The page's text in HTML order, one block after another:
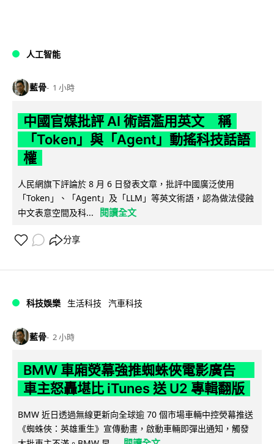
人工智能
藍骨 1 小時
中國官媒批評 AI 術語濫用英文 稱
「Token」與「Agent」動搖科技話語
權
人民網旗下評論於 8 月 6 日發表文章，批評中國廣泛使用
「Token」、「Agent」及「LLM」等英文術語，認為做法侵蝕
中文表意空間及科...
閱讀全文
分享
科技娛樂 生活科技 汽車科技
藍骨 2 小時
BMW 車廂熒幕強推蜘蛛俠電影廣告
車主怒轟堪比 iTunes 送 U2 專輯翻版
BMW 近日透過無線更新向全球逾 70 個市場車輛中控熒幕推送
《蜘蛛俠：英雄重生》宣傳動畫，啟動車輛即彈出通知，觸發